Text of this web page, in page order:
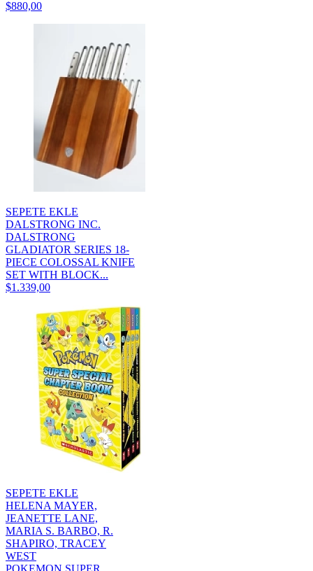
$880,00
SEPETE EKLE
DALSTRONG INC.
DALSTRONG
GLADIATOR SERIES 18-
PIECE COLOSSAL KNIFE
SET WITH BLOCK...
$1.339,00
SEPETE EKLE
HELENA MAYER,
JEANETTE LANE,
MARIA S. BARBO, R.
SHAPIRO, TRACEY
WEST
POKEMON SUPER